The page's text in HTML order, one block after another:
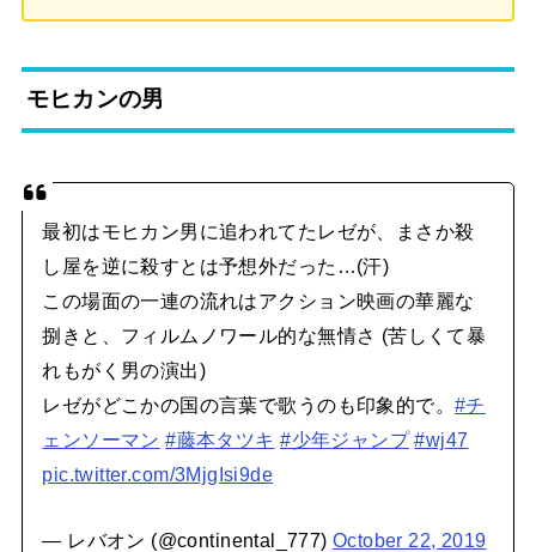
モヒカンの男
最初はモヒカン男に追われてたレゼが、まさか殺
し屋を逆に殺すとは予想外だった…(汗)
この場面の一連の流れはアクション映画の華麗な
捌きと、フィルムノワール的な無情さ (苦しくて暴
れもがく男の演出)
レゼがどこかの国の言葉で歌うのも印象的で。 #チ
ェンソーマン #藤本タツキ #少年ジャンプ #wj47
pic.twitter.com/3MjgIsi9de
— レバオン (@continental_777) October 22, 2019